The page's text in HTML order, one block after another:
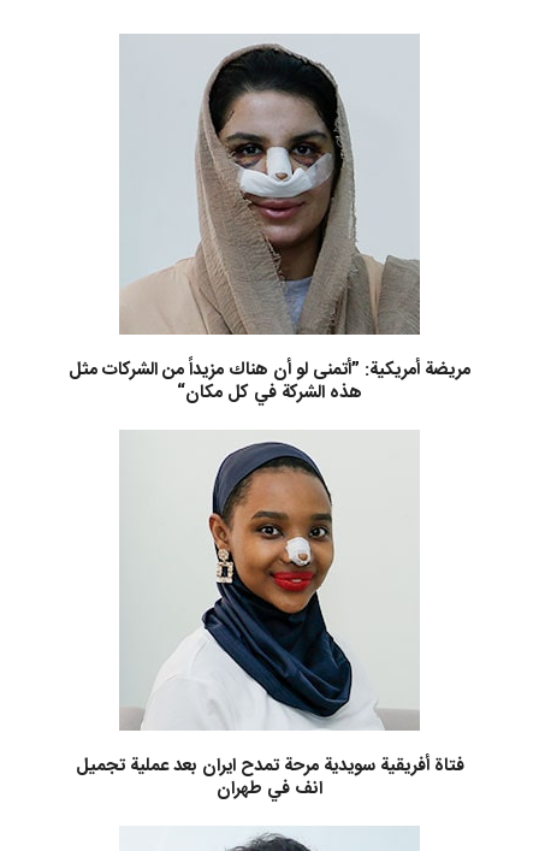
مريضة أمريكية: ”أتمنى لو أن هناك مزيداً من الشركات مثل
هذه الشركة في كل مكان“
فتاة أفريقية سويدية مرحة تمدح ايران بعد عملية تجميل
انف في طهران